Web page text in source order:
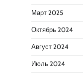
Март 2025
Октябрь 2024
Август 2024
Июль 2024